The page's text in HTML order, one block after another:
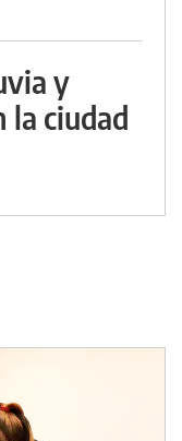
y
la ciudad